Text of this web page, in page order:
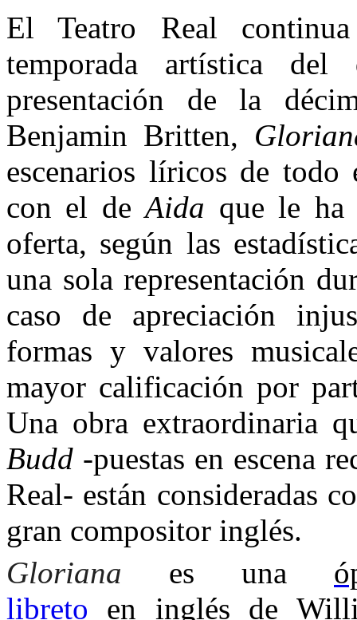
El Teatro Real
temporada artística del
presentación de la
Benjamin Britten,
escenarios líricos de todo
con el deAida que le ha
oferta, según las
una sola representación
caso de apreciación
formas y valores
mayor calificación por
Una obra extraordinaria
Budd -puestas en escena
Real- están consideradas
gran compositor inglés.
Gloriana es una
libreto en inglés de